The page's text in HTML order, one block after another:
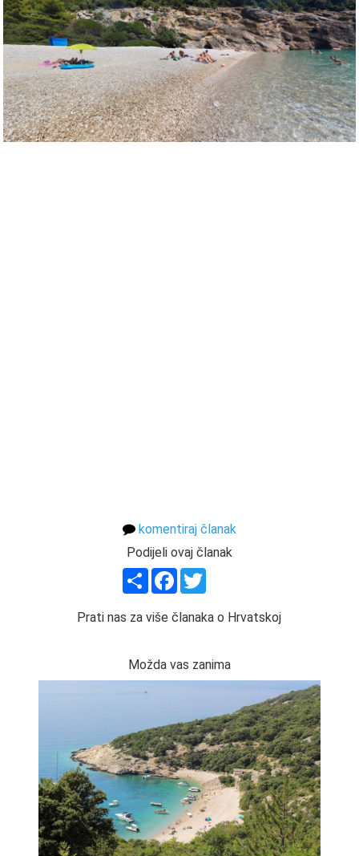
komentiraj članak
Podijeli ovaj članak
ShareFacebook
Prati nas za više članaka o Hrvatskoj
Možda vas zanima